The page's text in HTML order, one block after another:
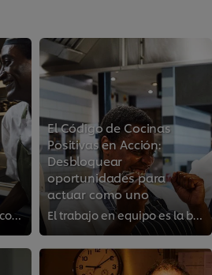
El Código de Cocinas
Positivas en Acción:
Desbloquear
oportunidades para
actuar como uno